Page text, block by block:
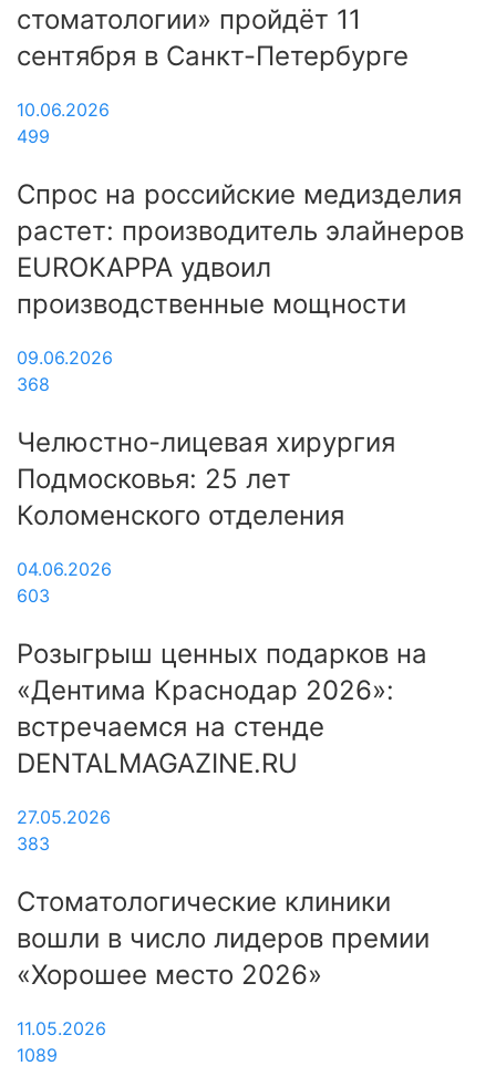
стоматологии» пройдёт 11
сентября в Санкт-Петербурге
10.06.2026
499
Спрос на российские медизделия
растет: производитель элайнеров
EUROKAPPA удвоил
производственные мощности
09.06.2026
368
Челюстно-лицевая хирургия
Подмосковья: 25 лет
Коломенского отделения
04.06.2026
603
Розыгрыш ценных подарков на
«Дентима Краснодар 2026»:
встречаемся на стенде
DENTALMAGAZINE.RU
27.05.2026
383
Стоматологические клиники
вошли в число лидеров премии
«Хорошее место 2026»
11.05.2026
1089